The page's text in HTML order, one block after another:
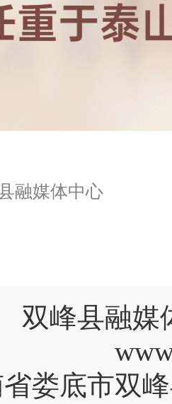
融媒体中心
双峰县融媒
娄底市双